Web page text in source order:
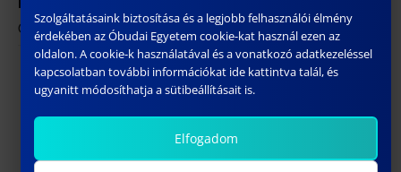
ÓE BGK – 1081 Budapest, Népszínház utca 8.
Horváth Ádám Béla doktori
értekezésének nyilvános vitája
Molnár Zsolt doktori
értekezésének nyilvános
Szolgáltatásaink biztosítása és a legjobb felhasználói élmény
érdekében az Óbudai Egyetem cookie-kat használ ezen az
oldalon. A cookie-k használatával és a vonatkozó adatkezeléssel
kapcsolatban további információkat ide kattintva talál, és
ugyanitt módosíthatja a sütibeállításait is.
Elfogadom